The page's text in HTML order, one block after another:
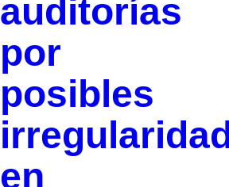
auditorías
por
posibles
en